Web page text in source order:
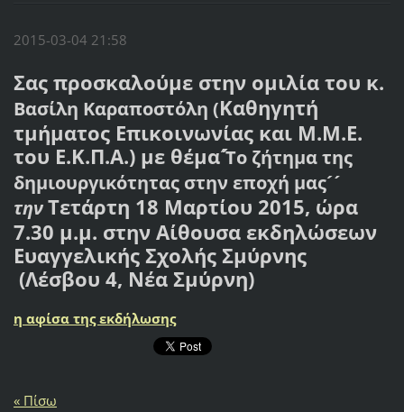
2015-03-04 21:58
Σας προσκαλούμε στην ομιλία του κ.
Βασίλη Καραποστόλη (Καθηγητή
τμήματος Επικοινωνίας και Μ.Μ.Ε.
του Ε.Κ.Π.Α.) με θέμα´Το ζήτημα της
δημιουργικότητας στην εποχή μας´´
τηνΤετάρτη 18 Μαρτίου 2015, ώρα
7.30 μ.μ. στηνΑίθουσα εκδηλώσεων
Ευαγγελικής Σχολής Σμύρνης
(Λέσβου 4, Νέα Σμύρνη)
η αφίσα της εκδήλωσης
« Πίσω